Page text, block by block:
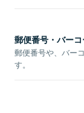
郵便番号・バー
郵便番号や、バー
す。